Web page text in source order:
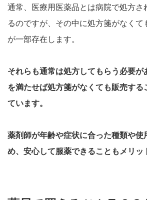
通常、医療用医薬品とは病院で処方さ
るのですが、その中に処方箋がなくて
が一部存在します。
それらも通常は処方してもらう必要が
を満たせば処方箋がなくても販売する
ています。
薬剤師が年齢や症状に合った種類や使
め、安心して服薬できることもメリッ